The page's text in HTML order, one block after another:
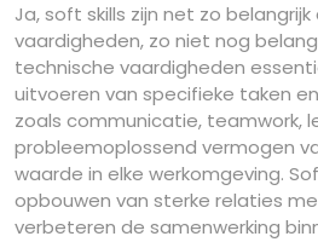
Ja, soft skills zijn net zo
vaardigheden, zo niet nog
technische vaardigheden
uitvoeren van specifieke taken
zoals communicatie, teamwork,
probleemoplossend vermogen
waarde in elke werkomgeving.
opbouwen van sterke relaties
verbeteren de samenwerking